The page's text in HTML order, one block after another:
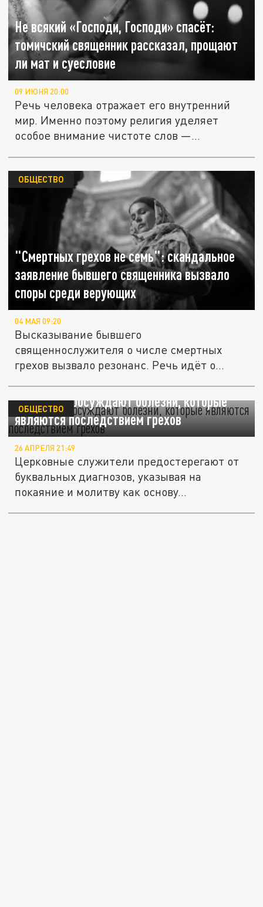
Не всякий «Господи, Господи» спасёт:
томичский священник рассказал, прощают
ли мат и суесловие
09 ИЮНЯ 20:00
Речь человека отражает его внутренний
мир. Именно поэтому религия уделяет
особое внимание чистоте слов —...
"Смертных грехов не семь": скандальное
заявление бывшего священника вызвало
споры среди верующих
ОБЩЕСТВО
04 МАЯ 09:20
Высказывание бывшего
священнослужителя о числе смертных
грехов вызвало резонанс. Речь идёт о
Верующие обсуждают болезни, которые
являются последствием грехов
ОБЩЕСТВО
26 АПРЕЛЯ 21:49
Церковные служители предостерегают от
буквальных диагнозов, указывая на
покаяние и молитву как основу...